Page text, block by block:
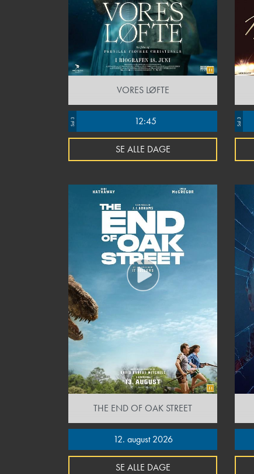
VORES LØFTE
Sal 3 12:45
SE ALLE DAGE
Sal 3
THE END OF OAK STREET
12. august 2026
SE ALLE DAGE